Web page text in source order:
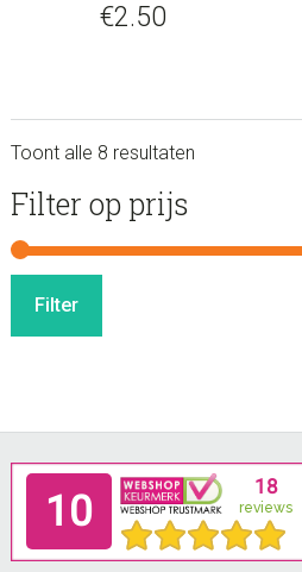
€2.50
Toont alle 8 resultaten
sidebar
Store
Sidebar
Filter op prijs
Filter
Footer